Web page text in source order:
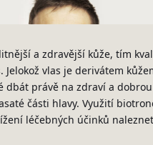
a zdravější kůže, tím
Jelokož vlas je derivátem
dbát právě na zdraví a
části hlavy. Využití
léčebných účinků